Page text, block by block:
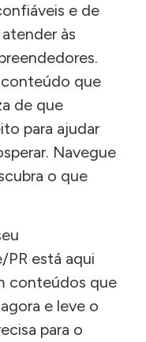
e de
às
que
de que
para ajudar
Navegue
o que
está aqui
conteúdos que
e leve o
para o